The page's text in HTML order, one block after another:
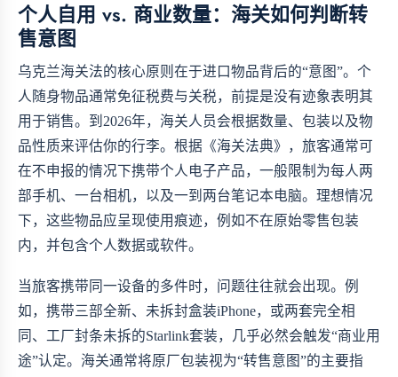
个人自用 vs. 商业数量：海关如何判断转
售意图
乌克兰海关法的核心原则在于进口物品背后的“意图”。个
人随身物品通常免征税费与关税，前提是没有迹象表明其
用于销售。到2026年，海关人员会根据数量、包装以及物
品性质来评估你的行李。根据《海关法典》，旅客通常可
在不申报的情况下携带个人电子产品，一般限制为每人两
部手机、一台相机，以及一到两台笔记本电脑。理想情况
下，这些物品应呈现使用痕迹，例如不在原始零售包装
内，并包含个人数据或软件。
当旅客携带同一设备的多件时，问题往往就会出现。例
如，携带三部全新、未拆封盒装iPhone，或两套完全相
同、工厂封条未拆的Starlink套装，几乎必然会触发“商业用
途”认定。海关通常将原厂包装视为“转售意图”的主要指